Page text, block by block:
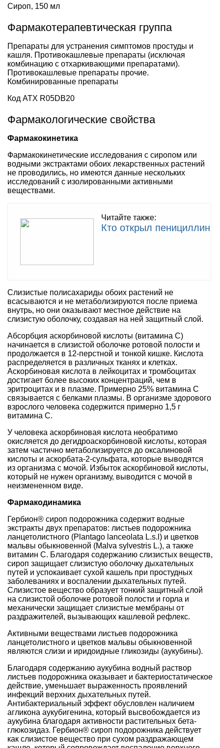
Сироп, 150 мл
Фармакотерапевтическая группа
Препараты для устранения симптомов простуды и
кашля. Противокашлевые препараты (исключая
комбинацию с отхаркивающими препаратами).
Противокашлевые препараты прочие.
Комбинированные препараты
Код АТХ R05DB20
Фармакологические свойства
Фармакокинетика
Фармакокинетические исследования с сиропом или
водными экстрактами обоих лекарственных растений
не проводились, но имеются данные нескольких
исследований с изолированными активными
веществами.
Читайте также:
Кто открыл пенициллин
Слизистые полисахариды обоих растений не
всасываются и не метаболизируются после приема
внутрь, но они оказывают местное действие на
слизистую оболочку, создавая на ней защитный слой.
Абсорбция аскорбиновой кислоты (витамина С)
начинается в слизистой оболочке ротовой полости и
продолжается в 12-перстной и тонкой кишке. Кислота
распределяется в различных тканях и клетках.
Аскорбиновая кислота в лейкоцитах и тромбоцитах
достигает более высоких концентраций, чем в
эритроцитах и в плазме. Примерно 25% витамина С
связывается с белками плазмы. В организме здорового
взрослого человека содержится примерно 1,5 г
витамина С.
У человека аскорбиновая кислота необратимо
окисляется до дегидроаскорбиновой кислоты, которая
затем частично метаболизируется до оксалиновой
кислоты и аскорбата-2-сульфата, которые выводятся
из организма с мочой. Избыток аскорбиновой кислоты,
который не нужен организму, выводится с мочой в
неизмененном виде.
Фармакодинамика
Гербион® сироп подорожника содержит водные
экстракты двух препаратов: листьев подорожника
ланцетолистного (Plantago lanceolata L.s.l) и цветков
мальвы обыкновенной (Malva sylvestris L.), а также
витамин C. Благодаря содержанию слизистых веществ,
сироп защищает слизистую оболочку дыхательных
путей и успокаивает сухой кашель при простудных
заболеваниях и воспалении дыхательных путей.
Слизистое вещество образует тонкий защитный слой
на слизистой оболочке ротовой полости и горла и
механически защищает слизистые мембраны от
раздражителей, вызывающих кашлевой рефлекс.
Активными веществами листьев подорожника
ланцетолистного и цветков мальвы обыкновенной
являются слизи и иридоидные гликозиды (аукубины).
Благодаря содержанию аукубина водный раствор
листьев подорожника оказывает и бактериостатическое
действие, уменьшает выраженность проявлений
инфекций верхних дыхательных путей.
Антибактериальный эффект обусловлен наличием
агликона аукубигенина, который высвобождается из
аукубина благодаря активности растительных бета-
глюкозидаз. Гербион® сироп подорожника действует
как слизистое вещество при сухом раздражающем